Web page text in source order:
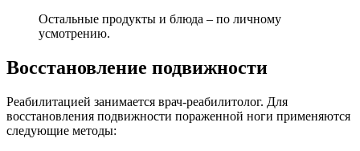
Остальные продукты и блюда – по личному
усмотрению.
Восстановление подвижности
Реабилитацией занимается врач-реабилитолог. Для
восстановления подвижности пораженной ноги применяются
следующие методы: